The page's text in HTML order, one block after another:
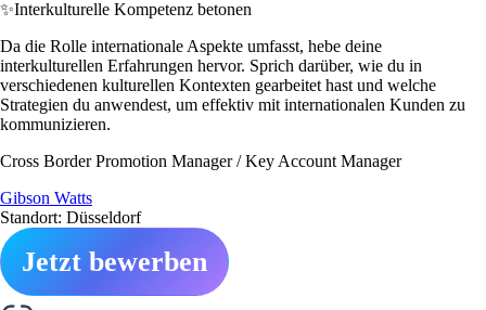
✨Interkulturelle Kompetenz betonen
Da die Rolle internationale Aspekte umfasst, hebe deine
interkulturellen Erfahrungen hervor. Sprich darüber, wie du in
verschiedenen kulturellen Kontexten gearbeitet hast und welche
Strategien du anwendest, um effektiv mit internationalen Kunden zu
kommunizieren.
Cross Border Promotion Manager / Key Account Manager
Gibson Watts
Standort: Düsseldorf
Jetzt bewerben